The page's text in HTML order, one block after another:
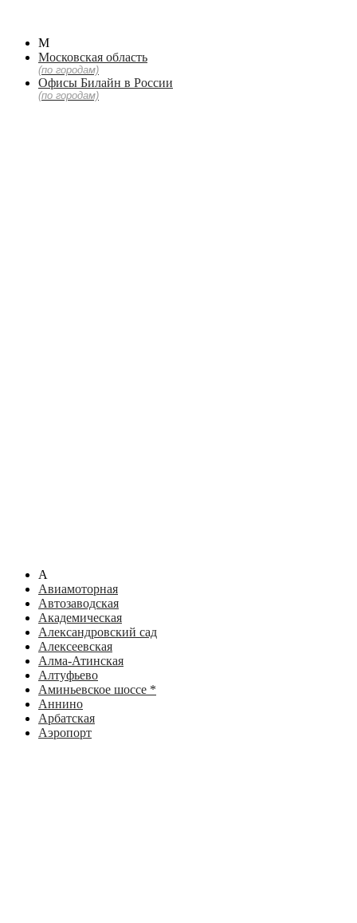
М
Московская область
(по городам)
Офисы Билайн в России
(по городам)
А
Авиамоторная
Автозаводская
Академическая
Александровский сад
Алексеевская
Алма-Атинская
Алтуфьево
Аминьевское шоссе *
Аннино
Арбатская
Аэропорт